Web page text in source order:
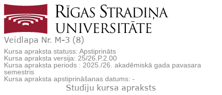
Veidlapa Nr. M-3 (8)
Kursa apraksta statuss: Apstiprināts
Kursa apraksta versija: 25/26.P.2.00
Kursa apraksta periods : 2025./26. akadēmiskā gada pavasara
semestris
Kursa apraksta apstiprināšanas datums: -
Studiju kursa apraksts